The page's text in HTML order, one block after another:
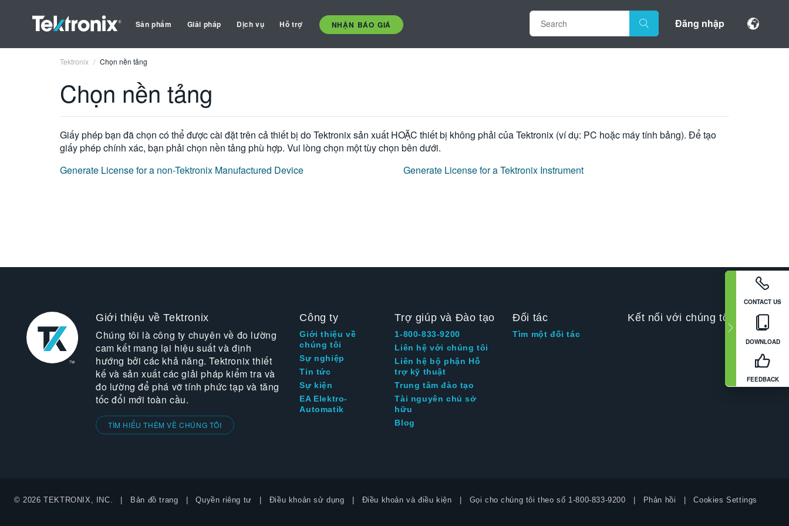
Sản phẩm Giải pháp Dịch vụ Hỗ trợ NHẬN BÁO GIÁ Đăng nhập
CONTACT US
DOWNLOAD
FEEDBACK
Tektronix Chọn nền tảng
Chọn nền tảng
Giấy phép bạn đã chọn có thể được cài đặt trên cả thiết bị do Tektronix sản xuất HOẶC thiết bị không phải của Tektronix (ví dụ: PC hoặc máy tính bảng). Để tạo
giấy phép chính xác, bạn phải chọn nền tảng phù hợp. Vui lòng chọn một tùy chọn bên dưới.
Generate License for a non-Tektronix Manufactured Device
Generate License for a Tektronix Instrument
Giới thiệu về Tektronix
Chúng tôi là công ty chuyên về đo lường
cam kết mang lại hiệu suất và định
hướng bởi các khả năng. Tektronix thiết
kế và sản xuất các giải pháp kiểm tra và
đo lường để phá vỡ tính phức tạp và tăng
tốc đổi mới toàn cầu.
TÌM HIỂU THÊM VỀ CHÚNG TÔI
Công ty
Giới thiệu về
chúng tôi
Sự nghiệp
Tin tức
Sự kiện
EA Elektro-
Automatik
Trợ giúp và Đào tạo
1-800-833-9200
Liên hệ với chúng tôi
Liên hệ bộ phận Hỗ
trợ kỹ thuật
Trung tâm đào tạo
Tài nguyên chủ sở
hữu
Blog
Đối tác
Tìm một đối tác
Kết nối với chúng tôi
© 2026 TEKTRONIX, INC. Bản đồ trang Quyền riêng tư Điều khoản sử dụng Điều khoản và điều kiện Gọi cho chúng tôi theo số 1-800-833-9200 Phản hồi Cookies Settings